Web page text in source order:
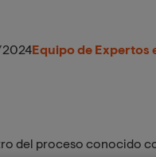
Equipo de Expertos
del proceso conocido